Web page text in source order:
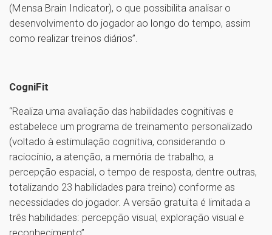
(Mensa Brain Indicator), o que possibilita analisar o
desenvolvimento do jogador ao longo do tempo, assim
como realizar treinos diários”.
CogniFit
“Realiza uma avaliação das habilidades cognitivas e
estabelece um programa de treinamento personalizado
(voltado à estimulação cognitiva, considerando o
raciocínio, a atenção, a memória de trabalho, a
percepção espacial, o tempo de resposta, dentre outras,
totalizando 23 habilidades para treino) conforme as
necessidades do jogador. A versão gratuita é limitada a
três habilidades: percepção visual, exploração visual e